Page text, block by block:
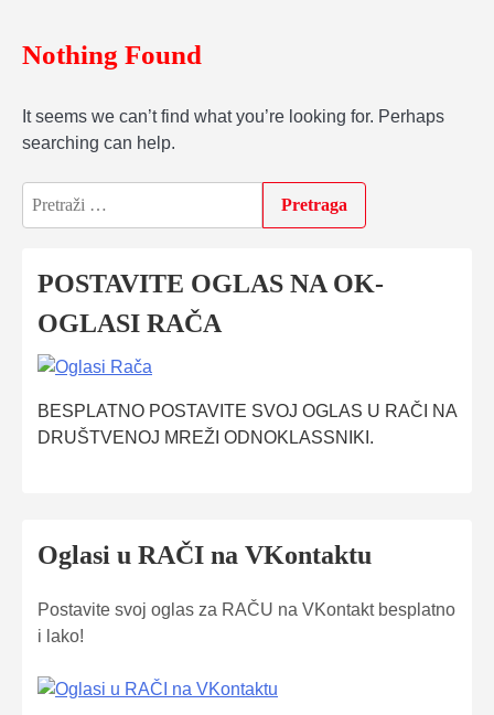
Nothing Found
It seems we can’t find what you’re looking for. Perhaps
searching can help.
Pretraga:
POSTAVITE OGLAS NA OK-
OGLASI RAČA
BESPLATNO POSTAVITE SVOJ OGLAS U RAČI NA
DRUŠTVENOJ MREŽI ODNOKLASSNIKI.
Oglasi u RAČI na VKontaktu
Postavite svoj oglas za RAČU na VKontakt besplatno
i lako!